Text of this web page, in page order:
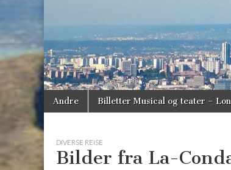
Main
menu
Skip
Andre Billetter Musical og teater –
DIVERSE REISE
Bilder fra La-